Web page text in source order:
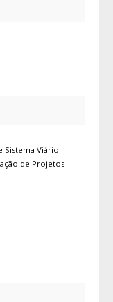
Sistema Viário
de Projetos